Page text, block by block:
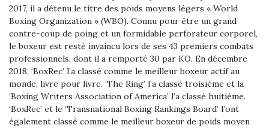
2017, il a détenu le titre des poids moyens légers « World
Boxing Organization » (WBO). Connu pour être un grand
contre-coup de poing et un formidable perforateur corporel,
le boxeur est resté invaincu lors de ses 43 premiers combats
professionnels, dont il a remporté 30 par KO. En décembre
2018, ‘BoxRec’ l’a classé comme le meilleur boxeur actif au
monde, livre pour livre. ‘The Ring’ l’a classé troisième et la
‘Boxing Writers Association of America’ l’a classé huitième.
‘BoxRec’ et le ‘Transnational Boxing Rankings Board’ l’ont
également classé comme le meilleur boxeur de poids moyen